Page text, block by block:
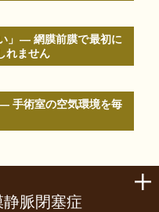
」― 網膜前膜で最初に
れません
手術室の空気環境を毎
静脈閉塞症